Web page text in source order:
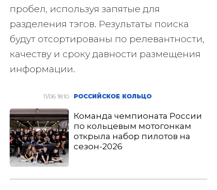
пробел, используя запятые для
разделения тэгов. Результаты поиска
будут отсортированы по релевантности,
качеству и сроку давности размещения
информации.
11/06 18:10 РОССИЙСКОЕ КОЛЬЦО
Команда чемпионата России
по кольцевым мотогонкам
открыла набор пилотов на
сезон-2026